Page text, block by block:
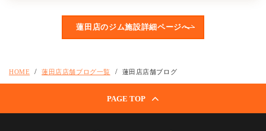
蓮田店のジム施設詳細ページへ
HOME 蓮田店店舗ブログ一覧 蓮田店店舗ブログ
PAGE TOP